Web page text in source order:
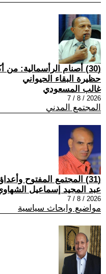
(30) أصنام الرأسمالية: من
حظيرة البقاء الحيواني
غالب المسعودي
2026 / 8 / 7
المجتمع المدني
(31) المجتمع المفتوح وأعداؤه
عبد المجيد إسماعيل
2026 / 8 / 7
مواضيع وابحاث سياسية